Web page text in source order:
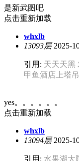
是新武图吧
点击重新加载
whxlb
13093层2025-
引用: 天天天黑
甲鱼酒店上塔
yes。。。。。。
点击重新加载
whxlb
13094层2025-
引用: 水果湖大